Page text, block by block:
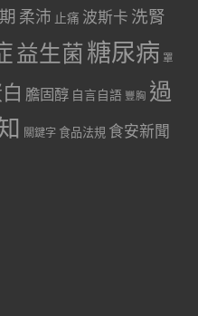
柔沛 止痛 波斯卡 洗腎
益生菌 糖尿病 罩
膽固醇 自言自語 豐胸 過
關鍵字 食品法規 食安新聞